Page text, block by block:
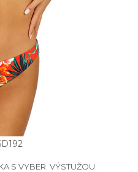
S VYBER. VÝSTUŽOU.